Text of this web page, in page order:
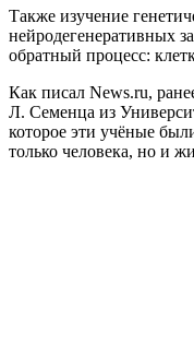
Также изучение
нейродегенеративных
обратный процесс:
Как писал News.ru,
Л. Семенца из
которое эти учёные
только человека, но и